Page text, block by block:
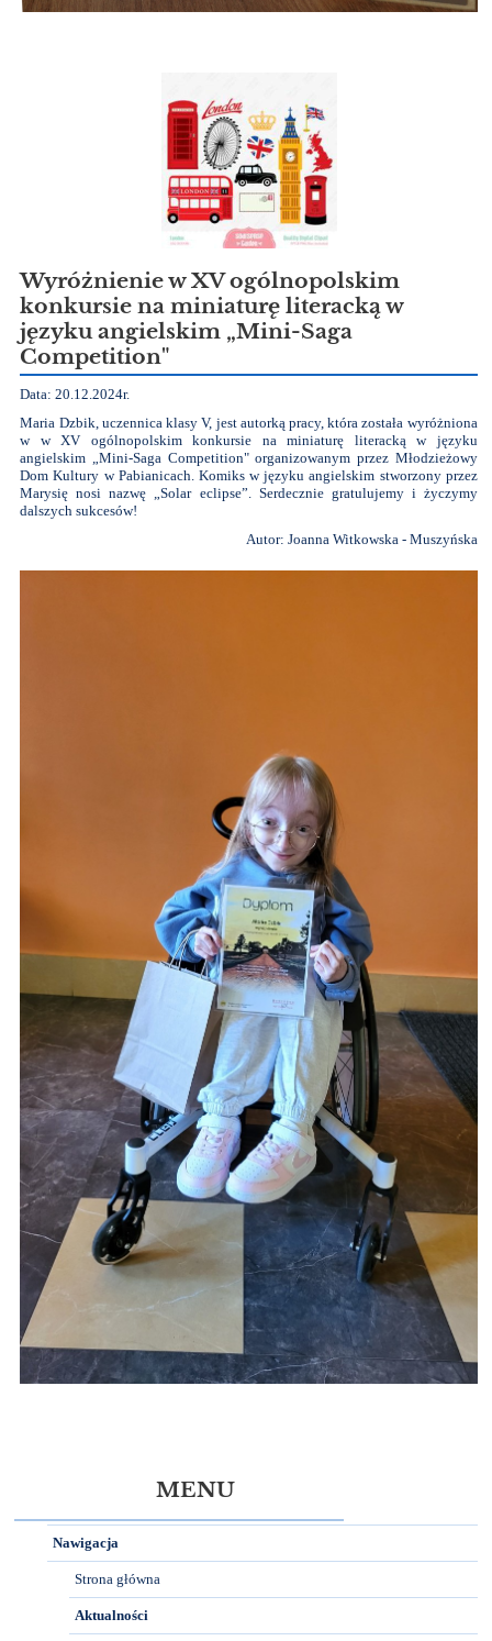
Wyróżnienie w XV ogólnopolskim
konkursie na miniaturę literacką w
języku angielskim „Mini-Saga
Competition"
Data: 20.12.2024r.
Maria Dzbik, uczennica klasy V, jest autorką pracy, która została wyróżniona
w w XV ogólnopolskim konkursie na miniaturę literacką w języku
angielskim „Mini-Saga Competition" organizowanym przez Młodzieżowy
Dom Kultury w Pabianicach. Komiks w języku angielskim stworzony przez
Marysię nosi nazwę „Solar eclipse”. Serdecznie gratulujemy i życzymy
dalszych sukcesów!
Autor: Joanna Witkowska - Muszyńska
MENU
Nawigacja
Strona główna
Aktualności